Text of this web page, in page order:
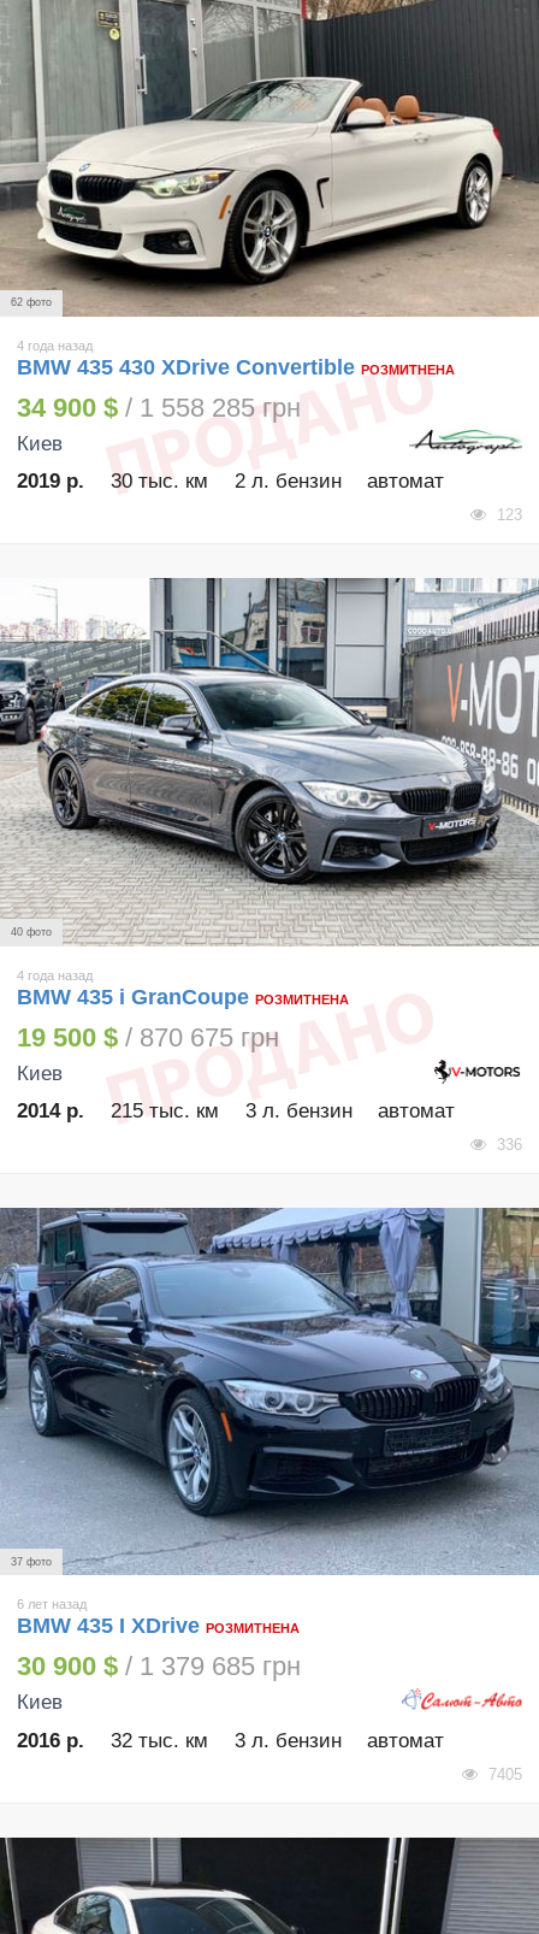
62 фото
4 года назад
BMW 435 430 XDrive Convertible РОЗМИТНЕНА
34 900 $ / 1 558 285 грн
Киев
2019 р.
30 тыс. км 2 л. бензин автомат
123
40 фото
4 года назад
BMW 435 i GranCoupe РОЗМИТНЕНА
19 500 $ / 870 675 грн
Киев
2014 р.
215 тыс. км 3 л. бензин автомат
336
37 фото
6 лет назад
BMW 435 I XDrive РОЗМИТНЕНА
30 900 $ / 1 379 685 грн
Киев
2016 р.
32 тыс. км 3 л. бензин автомат
7405